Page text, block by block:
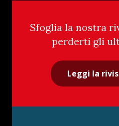
Sfoglia la nostra
perderti gli
Leggi la